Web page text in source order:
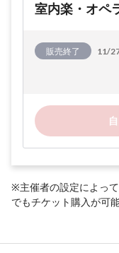
室内楽・オペ
販売終了 11/
※主催者の設定によっ
でもチケット購入が可能